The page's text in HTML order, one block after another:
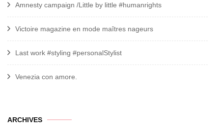
Amnesty campaign /Little by little #humanrights
Victoire magazine en mode maîtres nageurs
Last work #styling #personalStylist
Venezia con amore.
ARCHIVES archives